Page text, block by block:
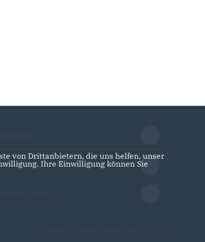
Union
von Drittanbietern, die uns helfen, unser
Ihre Einwilligung können Sie